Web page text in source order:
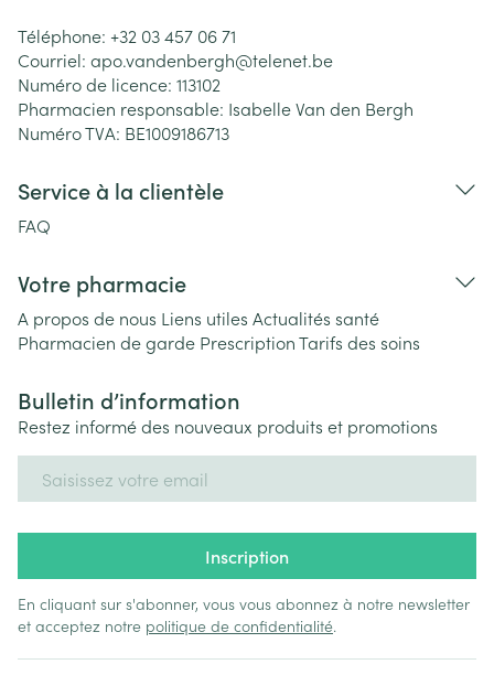
Téléphone: +32 03 457 06 71
Courriel: apo.vandenbergh@telenet.be
Numéro de licence: 113102
Pharmacien responsable: Isabelle Van den Bergh
Numéro TVA: BE1009186713
Service à la clientèle
FAQ
Votre pharmacie
A propos de nous Liens utiles Actualités santé
Pharmacien de garde PrescriptionTarifs des soins
Bulletin d’information
Restez informé des nouveaux produits et promotions
Inscription
En cliquant sur s'abonner, vous vous abonnez à notre newsletter
et acceptez notre politique de confidentialité.